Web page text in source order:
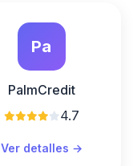
Pa
PalmCredit
4.7
Ver detalles →